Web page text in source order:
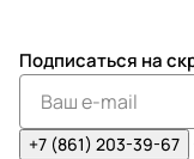
Подписаться на
+7 (861) 203-39-67